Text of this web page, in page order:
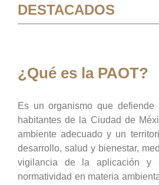
DESTACADOS
¿Qué es la PAOT?
Es un organismo que
habitantes de la Ciudad de
ambiente adecuado y un
desarrollo, salud y bienestar,
vigilancia de la aplicación y
normatividad en materia